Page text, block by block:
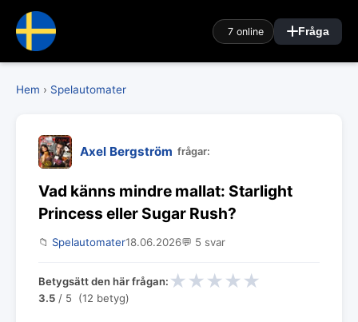
7 online Fråga
Hem › Spelautomater
Axel Bergström frågar:
Vad känns mindre mallat: Starlight
Princess eller Sugar Rush?
📁 Spelautomater18.06.2026💬 5 svar
Betygsätt den här frågan: ★ ★ ★ ★ ★
3.5 / 5 (12 betyg)